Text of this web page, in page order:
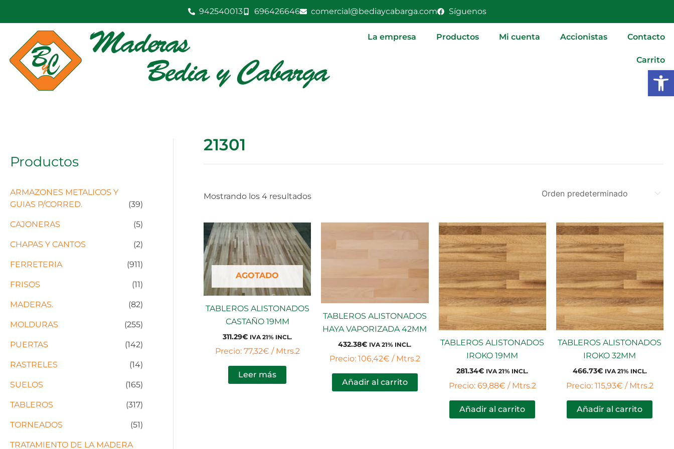
contenido
942540013 696426646 comercial@bediaycabarga.com Síguenos
La empresa Productos Mi cuenta Accionistas Contacto
Carrito
Productos
ARMAZONES METALICOS Y
GUIAS P/CORRED.
(39)
CAJONERAS (5)
CHAPAS Y CANTOS (2)
FERRETERIA (911)
FRISOS (11)
MADERAS. (82)
MOLDURAS (255)
PUERTAS (142)
RASTRELES (14)
SUELOS (165)
TABLEROS (317)
TORNEADOS (51)
TRATAMIENTO DE LA MADERA
21301
Mostrando los 4 resultados
AGOTADO
TABLEROS ALISTONADOS
CASTAÑO 19MM
311.29€ IVA 21% INCL.
Precio: 77,32€ / Mtrs.2
Leer más
TABLEROS ALISTONADOS
HAYA VAPORIZADA 42MM
432.38€ IVA 21% INCL.
Precio: 106,42€ / Mtrs.2
Añadir al carrito
TABLEROS ALISTONADOS
IROKO 19MM
281.34€ IVA 21% INCL.
Precio: 69,88€ / Mtrs.2
Añadir al carrito
TABLEROS ALISTONADOS
IROKO 32MM
466.73€ IVA 21% INCL.
Precio: 115,93€ / Mtrs.2
Añadir al carrito